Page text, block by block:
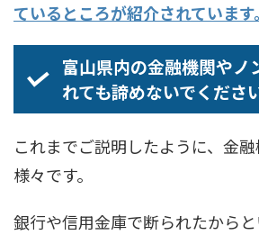
ているところが紹介されています。
富山県内の金融機関やノ
れても諦めないでくださ
これまでご説明したように、金
様々です。
銀行や信用金庫で断られたから